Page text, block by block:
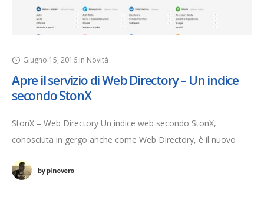
Giugno 15, 2016 in Novità
Apre il servizio di Web Directory – Un indice
secondo StonX
StonX – Web Directory Un indice web secondo StonX,
conosciuta in gergo anche come Web Directory, è il nuovo
offrire nuovi servizi ai
bypinovero